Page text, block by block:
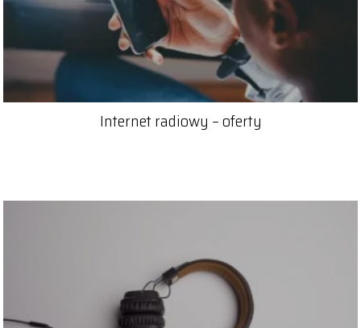
Internet radiowy – oferty